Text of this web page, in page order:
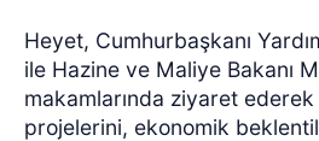
Heyet, Cumhurbaşkanı
ile Hazine ve Maliye Bakanı
makamlarında ziyaret ederek
projelerini, ekonomik